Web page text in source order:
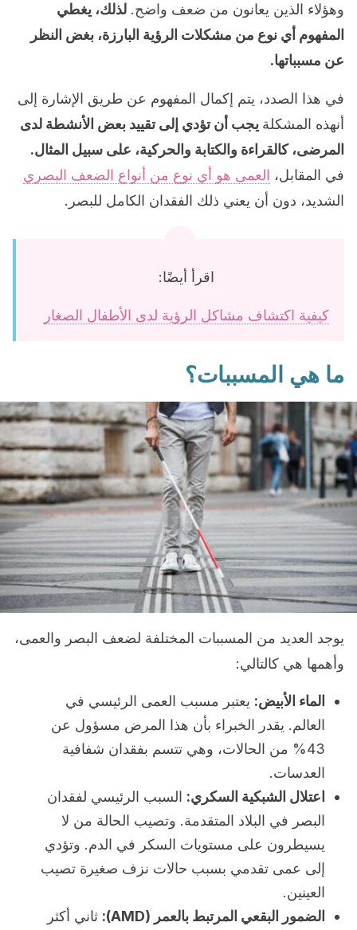
وهؤلاء الذين يعانون من ضعف واضح. لذلك، يغطي
المفهوم أي نوع من مشكلات الرؤية البارزة، بغض النظر
عن مسبباتها.
في هذا الصدد، يتم إكمال المفهوم عن طريق الإشارة إلى
أنهذه المشكلة يجب أن تؤدي إلى تقييد بعض الأنشطة لدى
المرضى، كالقراءة والكتابة والحركية، على سبيل المثال.
في المقابل، العمى هو أي نوع من أنواع الضعف البصري
الشديد، دون أن يعني ذلك الفقدان الكامل للبصر.
اقرأ أيضًا:
كيفية اكتشاف مشاكل الرؤية لدى الأطفال الصغار
ما هي المسببات؟
يوجد العديد من المسببات المختلفة لضعف البصر والعمى،
وأهمها هي كالتالي:
الماء الأبيض: يعتبر مسبب العمى الرئيسي في
العالم. يقدر الخبراء بأن هذا المرض مسؤول عن
43% من الحالات، وهي تتسم بفقدان شفافية
العدسات.
اعتلال الشبكية السكري: السبب الرئيسي لفقدان
البصر في البلاد المتقدمة. وتصيب الحالة من لا
يسيطرون على مستويات السكر في الدم. وتؤدي
إلى عمى تقدمي بسبب حالات نزف صغيرة تصيب
العينين.
الضمور البقعي المرتبط بالعمر (AMD):
ثاني أكثر